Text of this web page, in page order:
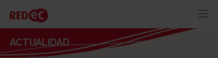
RECURSOS
ACTUALIDAD